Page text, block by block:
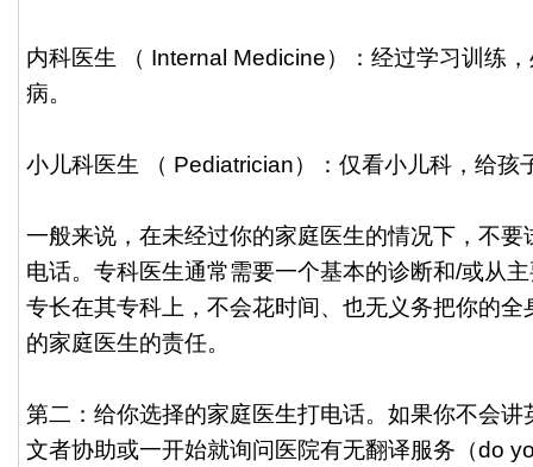
内科医生 （ Internal Medicine）：经过学习训练
病。
小儿科医生 （ Pediatrician）：仅看小儿科，给孩
一般来说，在未经过你的家庭医生的情况下，不要
电话。专科医生通常需要一个基本的诊断和/或从
专长在其专科上，不会花时间、也无义务把你的全
的家庭医生的责任。
第二：给你选择的家庭医生打电话。如果你不会讲
文者协助或一开始就询问医院有无翻译服务（do